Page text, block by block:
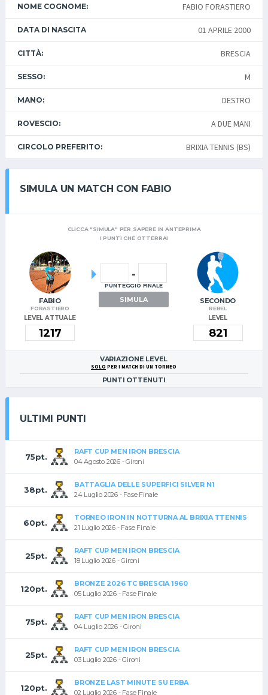
NOME COGNOME: FABIO FORASTIERO
DATA DI NASCITA 01 APRILE 2000
CITTÀ: BRESCIA
SESSO: M
MANO: DESTRO
ROVESCIO: A DUE MANI
CIRCOLO PREFERITO: BRIXIA TENNIS (BS)
SIMULA UN MATCH CON FABIO
CLICCA "SIMULA" PER SAPERE IN ANTEPRIMA
I PUNTI CHE OTTERRAI
FABIO
FORASTIERO
LEVEL ATTUALE
-
PUNTEGGIO FINALE
SIMULA SECONDO
REBEL
LEVEL
VARIAZIONE LEVEL
SOLO PER I MATCH DI UN TORNEO
PUNTI OTTENUTI
ULTIMI PUNTI
75pt.
RAFT CUP MEN IRON BRESCIA
04 Agosto 2026 - Gironi
38pt.
BATTAGLIA DELLE SUPERFICI SILVER N1
24 Luglio 2026 - Fase Finale
60pt.
TORNEO IRON IN NOTTURNA AL BRIXIA TTENNIS
21 Luglio 2026 - Fase Finale
25pt.
RAFT CUP MEN IRON BRESCIA
18 Luglio 2026 - Gironi
120pt.
BRONZE 2026 TC BRESCIA 1960
05 Luglio 2026 - Fase Finale
75pt.
RAFT CUP MEN IRON BRESCIA
04 Luglio 2026 - Gironi
25pt.
RAFT CUP MEN IRON BRESCIA
03 Luglio 2026 - Gironi
120pt.
BRONZE LAST MINUTE SU ERBA
02 Luglio 2026 - Fase Finale